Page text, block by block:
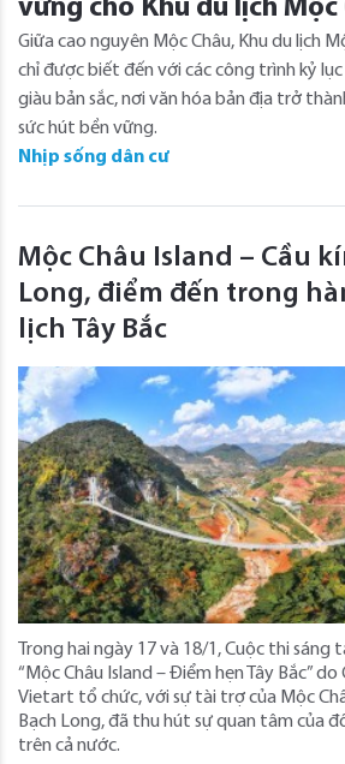
vững cho Khu du lịch Mộc
Giữa cao nguyên Mộc Châu, Khu du lịch
chỉ được biết đến với các công trình kỷ
giàu bản sắc, nơi văn hóa bản địa trở
sức hút bền vững.
Nhịp sống dân cư
Mộc Châu Island – Cầu
Long, điểm đến trong
lịch Tây Bắc
Trong hai ngày 17 và 18/1, Cuộc thi sáng
“Mộc Châu Island – Điểm hẹn Tây Bắc”
Vietart tổ chức, với sự tài trợ của Mộc
Bạch Long, đã thu hút sự quan tâm của
trên cả nước.